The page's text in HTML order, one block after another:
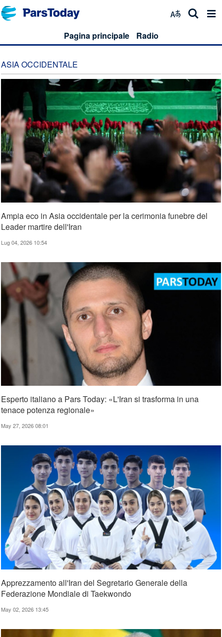
Pagina principale Radio
ASIA OCCIDENTALE
Ampia eco in Asia occidentale per la cerimonia funebre del
Leader martire dell'Iran
Lug 04, 2026 10:54
Esperto italiano a Pars Today: «L'Iran si trasforma in una
tenace potenza regionale»
May 27, 2026 08:01
Apprezzamento all'Iran del Segretario Generale della
Federazione Mondiale di Taekwondo
May 02, 2026 13:45